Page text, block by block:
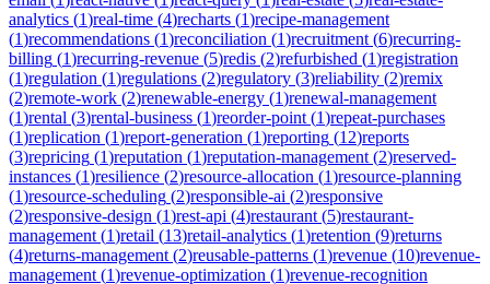
analytics (1)real-time (4)recharts (1)recipe-management
(1)recommendations (1)reconciliation (1)recruitment (6)recurring-
billing (1)recurring-revenue (5)redis (2)refurbished (1)registration
(1)regulation (1)regulations (2)regulatory (3)reliability (2)remix
(2)remote-work (2)renewable-energy (1)renewal-management
(1)rental (3)rental-business (1)reorder-point (1)repeat-purchases
(1)replication (1)report-generation (1)reporting (12)reports
(3)repricing (1)reputation (1)reputation-management (2)reserved-
instances (1)resilience (2)resource-allocation (1)resource-planning
(1)resource-scheduling (2)responsible-ai (2)responsive
(2)responsive-design (1)rest-api (4)restaurant (5)restaurant-
management (1)retail (13)retail-analytics (1)retention (9)returns
(4)returns-management (2)reusable-patterns (1)revenue (10)revenue-
management (1)revenue-optimization (1)revenue-recognition